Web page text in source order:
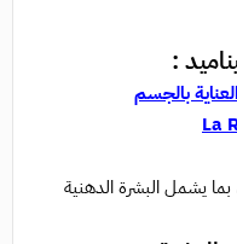
:
العناية بالجسم
بما يشمل البشرة الدهنية